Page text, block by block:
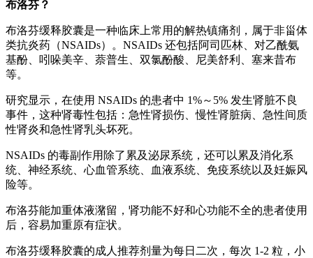
布洛芬？
布洛芬缓释胶囊是一种临床上常用的解热镇痛剂，属于非甾体
类抗炎药（NSAIDs）。NSAIDs 还包括阿司匹林、对乙酰氨
基酚、吲哚美辛、萘普生、双氯酚酸、尼美舒利、塞来昔布
等。
研究显示，在使用 NSAIDs 的患者中 1%～5% 发生肾脏不良
事件，这种肾毒性包括：急性肾损伤、慢性肾脏病、急性间质
性肾炎和急性肾乳头坏死。
NSAIDs 的毒副作用除了累及泌尿系统，还可以累及消化系
统、神经系统、心血管系统、血液系统、免疫系统以及妊娠风
险等。
布洛芬能加重体液潴留，肾功能不好和心功能不全的患者使用
后，容易加重原有症状。
布洛芬缓释胶囊的成人推荐剂量为每日二次，每次 1-2 粒，小